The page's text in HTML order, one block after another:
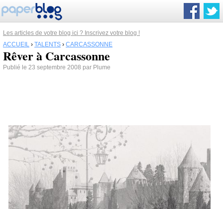
Les articles de votre blog ici ? Inscrivez votre blog !
ACCUEIL › TALENTS › CARCASSONNE
Rêver à Carcassonne
Publié le 23 septembre 2008 par Plume